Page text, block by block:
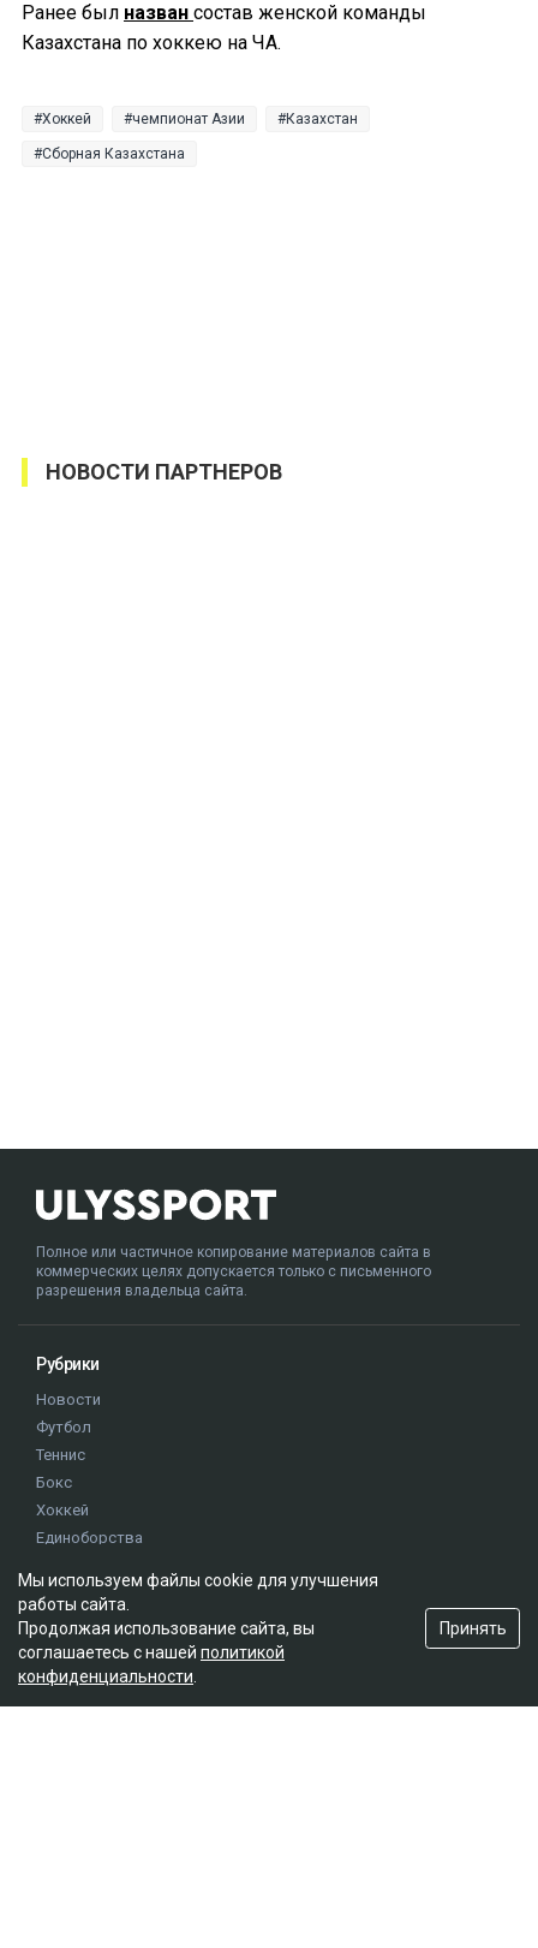
Ранее был назван состав женской команды
Казахстана по хоккею на ЧА.
Хоккей чемпионат Азии Казахстан
Сборная Казахстана
НОВОСТИ ПАРТНЕРОВ
Полное или частичное копирование материалов сайта в
коммерческих целях допускается только с письменного
разрешения владельца сайта.
Рубрики
Новости
Футбол
Теннис
Бокс
Хоккей
Единоборства
Олимпиада
Редакция
Мы используем файлы cookie для улучшения
работы сайта.
Продолжая использование сайта, вы
соглашаетесь с нашей политикой
конфиденциальности
Принять